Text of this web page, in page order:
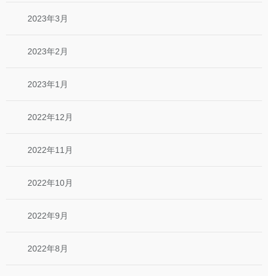
2023年3月
2023年2月
2023年1月
2022年12月
2022年11月
2022年10月
2022年9月
2022年8月